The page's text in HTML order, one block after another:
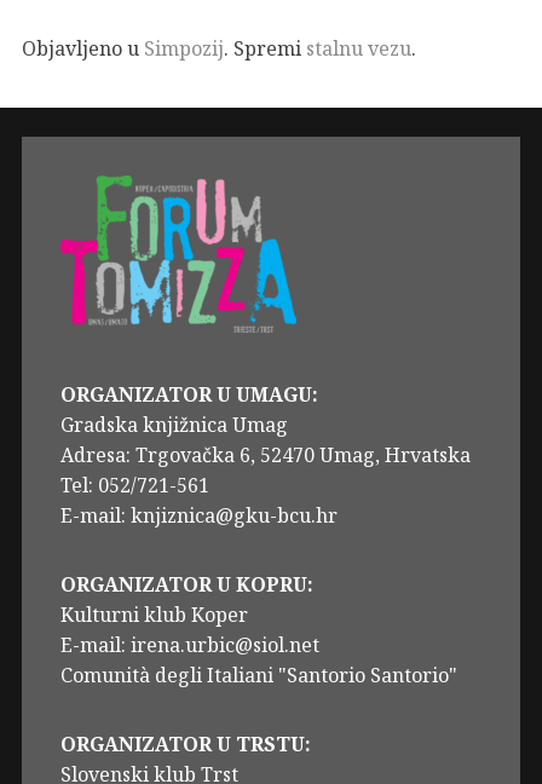
Objavljeno u Simpozij. Spremi stalnu vezu.
ORGANIZATOR U UMAGU:
Gradska knjižnica Umag
Adresa: Trgovačka 6, 52470 Umag, Hrvatska
Tel: 052/721-561
E-mail: knjiznica@gku-bcu.hr
ORGANIZATOR U KOPRU:
Kulturni klub Koper
E-mail: irena.urbic@siol.net
Comunità degli Italiani "Santorio Santorio"
ORGANIZATOR U TRSTU:
Slovenski klub Trst